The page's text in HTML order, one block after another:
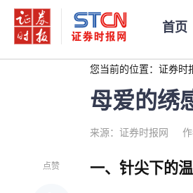
首页
您当前的位置： 证券时
母爱的绣
来源：证券时报网
点赞 一、针尖下的